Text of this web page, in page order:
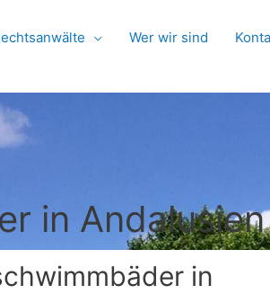
Wer wir sind
in Andalusien
in